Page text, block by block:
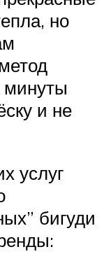
но
минуты
и не
услуг
бигуди